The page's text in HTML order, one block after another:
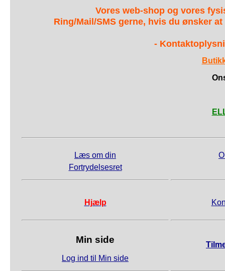
Vores web-shop og vores
Ring/Mail/SMS gerne, hvis du ønsker
-
Læs om din
Fortrydelsesret
Hjælp
Min side
Log ind til Min side